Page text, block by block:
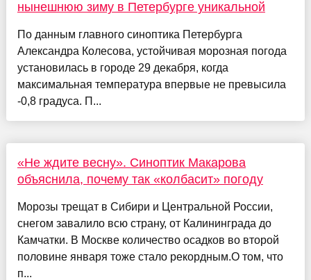
нынешнюю зиму в Петербурге уникальной
По данным главного синоптика Петербурга
Александра Колесова, устойчивая морозная погода
установилась в городе 29 декабря, когда
максимальная температура впервые не превысила
-0,8 градуса. П...
«Не ждите весну». Синоптик Макарова
объяснила, почему так «колбасит» погоду
Морозы трещат в Сибири и Центральной России,
снегом завалило всю страну, от Калининграда до
Камчатки. В Москве количество осадков во второй
половине января тоже стало рекордным.О том, что
п...